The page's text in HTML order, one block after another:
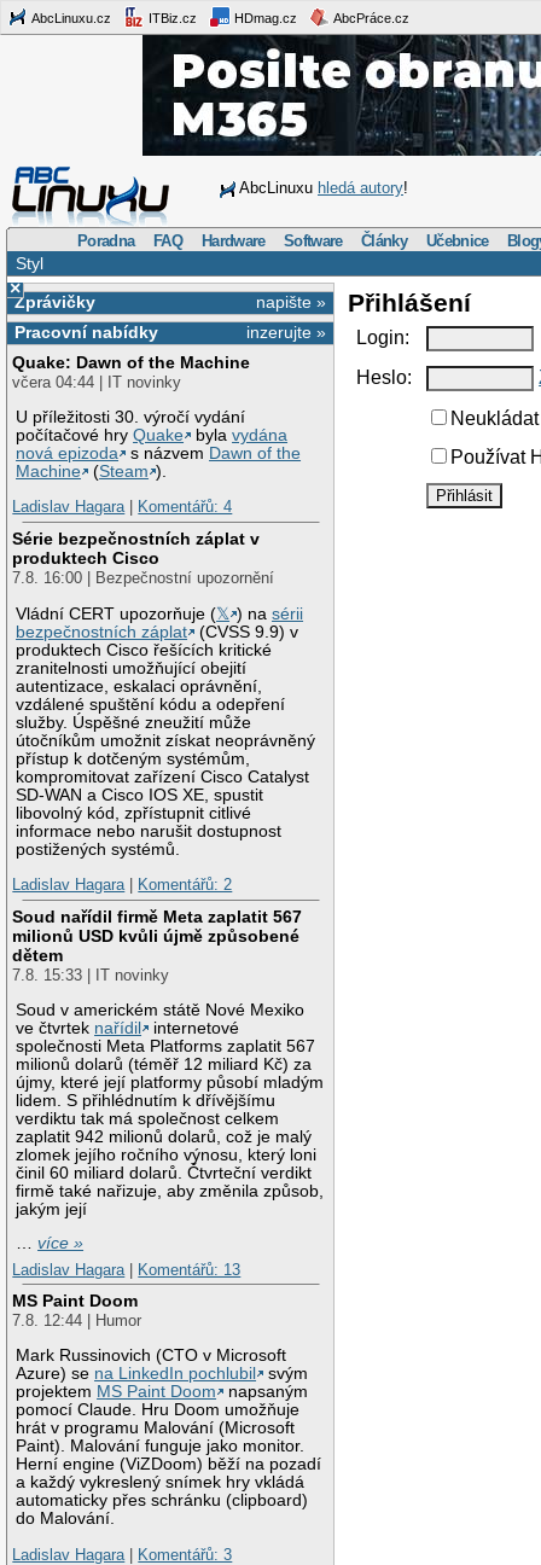
AbcLinuxu.cz ITBiz.cz HDmag.cz AbcPráce.cz
AbcLinuxu hledá autory!
Poradna FAQ Hardware Software Články Učebnice
Styl
×
napište »
Zprávičky
inzerujte »
Pracovní nabídky
Quake: Dawn of the Machine
včera 04:44 | IT novinky
U příležitosti 30. výročí vydání
počítačové hryQuake bylavydána
nová epizoda
s názvem Dawn of the
Machine
(Steam ).
Ladislav Hagara| Komentářů: 4
Série bezpečnostních záplat v
produktech Cisco
7.8. 16:00 | Bezpečnostní upozornění
Vládní CERT upozorňuje (𝕏 ) nasérii
bezpečnostních záplat
(CVSS 9.9) v
produktech Cisco řešících kritické
zranitelnosti umožňující obejití
autentizace, eskalaci oprávnění,
vzdálené spuštění kódu a odepření
služby. Úspěšné zneužití může
útočníkům umožnit získat neoprávněný
přístup k dotčeným systémům,
kompromitovat zařízení Cisco Catalyst
SD-WAN a Cisco IOS XE, spustit
libovolný kód, zpřístupnit citlivé
informace nebo narušit dostupnost
postižených systémů.
Ladislav Hagara| Komentářů: 2
Soud nařídil firmě Meta zaplatit 567
milionů USD kvůli újmě způsobené
dětem
7.8. 15:33 | IT novinky
Soud v americkém státě Nové Mexiko
ve čtvrtek nařídil
internetové
společnosti Meta Platforms zaplatit 567
milionů dolarů (téměř 12 miliard Kč) za
újmy, které její platformy působí mladým
lidem. S přihlédnutím k dřívějšímu
verdiktu tak má společnost celkem
zaplatit 942 milionů dolarů, což je malý
zlomek jejího ročního výnosu, který loni
činil 60 miliard dolarů. Čtvrteční verdikt
firmě také nařizuje, aby změnila způsob,
jakým její
…více »
Ladislav Hagara
Komentářů: 13
MS Paint Doom
7.8. 12:44 | Humor
Mark Russinovich (CTO v Microsoft
Azure) se na LinkedIn pochlubil
svým
projektem MS Paint Doom
napsaným
pomocí Claude. Hru Doom umožňuje
hrát v programu Malování (Microsoft
Paint). Malování funguje jako monitor.
Herní engine (ViZDoom) běží na pozadí
a každý vykreslený snímek hry vkládá
automaticky přes schránku (clipboard)
do Malování.
Ladislav Hagara
Komentářů: 3
Přihlášení
Login:
Heslo:
Používat